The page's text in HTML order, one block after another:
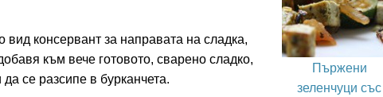
консервант за направата на сладка,
към вече готовото, сварено сладко,
се разсипе в бурканчета.
Пържени
зеленчуци със